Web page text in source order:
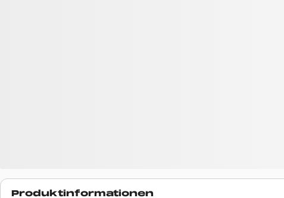
Produktinformationen